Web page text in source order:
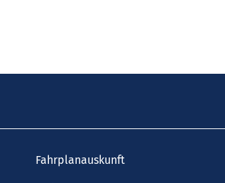
Fahrplanauskunft